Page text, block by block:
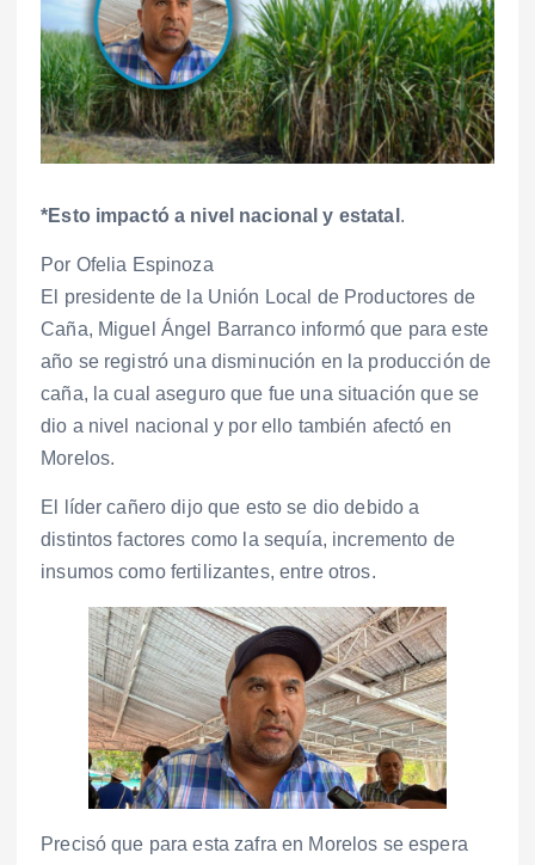
*Esto impactó a nivel nacional y estatal .
Por Ofelia Espinoza
El presidente de la Unión Local de Productores de
Caña, Miguel Ángel Barranco informó que para este
año se registró una disminución en la producción de
caña, la cual aseguro que fue una situación que se
dio a nivel nacional y por ello también afectó en
Morelos.
El líder cañero dijo que esto se dio debido a
distintos factores como la sequía, incremento de
insumos como fertilizantes, entre otros.
Precisó que para esta zafra en Morelos se espera